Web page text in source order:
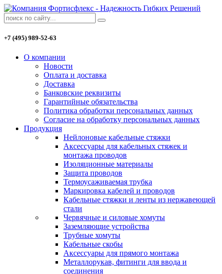
+7 (495) 989-52-63
О компании
Новости
Оплата и доставка
Доставка
Банковские реквизиты
Гарантийные обязательства
Политика обработки персональных данных
Согласие на обработку персональных данных
Продукция
Нейлоновые кабельные стяжки
Аксессуары для кабельных стяжек и
монтажа проводов
Изоляционные материалы
Защита проводов
Термоусаживаемая трубка
Маркировка кабелей и проводов
Кабельные стяжки и ленты из нержавеющей
стали
Червячные и силовые хомуты
Заземляющие устройства
Трубные хомуты
Кабельные скобы
Аксессуары для прямого монтажа
Металлорукав, фитинги для ввода и
соединения